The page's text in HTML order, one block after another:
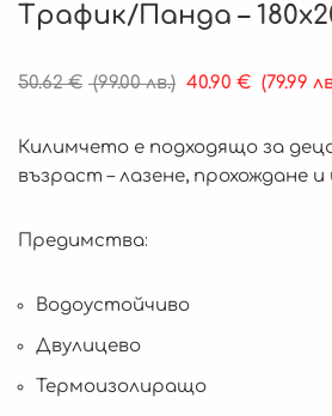
Трафик/Панда –
50.62€ (99.00 лв.) 40.90 € (79.99
Килимчето е подходящо за
възраст – лазене, прохождане и
Предимства:
Водоустойчиво
Двулицево
Термоизолиращо